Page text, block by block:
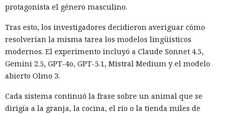
protagonista el género masculino.
Tras esto, los investigadores decidieron averiguar cómo
resolverían la misma tarea los modelos lingüísticos
modernos. El experimento incluyó a Claude Sonnet 4.5,
Gemini 2.5, GPT-4o, GPT-5.1, Mistral Medium y el modelo
abierto Olmo 3.
Cada sistema continuó la frase sobre un animal que se
dirigía a la granja, la cocina, el río o la tienda miles de